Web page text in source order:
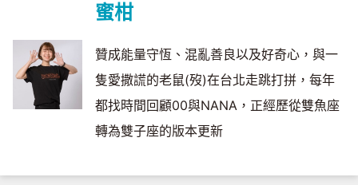
蜜柑
贊成能量守恆、混亂善良以及好奇心，與一
隻愛撒謊的老鼠(歿)在台北走跳打拼，每年
都找時間回顧00與NANA，正經歷從雙魚座
轉為雙子座的版本更新